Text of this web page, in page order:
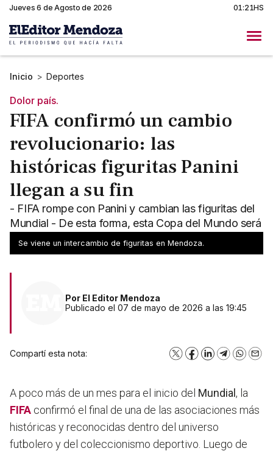
Jueves 6 de Agosto de 2026 01:21HS
Inicio > Deportes
Dolor país.
FIFA confirmó un cambio
revolucionario: las
históricas figuritas Panini
llegan a su fin
- FIFA rompe con Panini y cambian las figuritas del
Mundial - De esta forma, esta Copa del Mundo será
la última de la empresa
Se viene un intercambio de figuritas en Mendoza.
Por El Editor Mendoza
Publicado el 07 de mayo de 2026 a las 19:45
Compartí esta nota: X Facebook
LinkedInTelegram
A poco más de un mes para el inicio del Mundial , la
FIFA confirmó el final de una de las asociaciones más
históricas y reconocidas dentro del universo
futbolero y del coleccionismo deportivo. Luego de